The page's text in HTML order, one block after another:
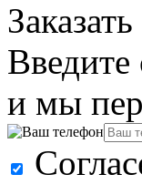
Введите
и мы